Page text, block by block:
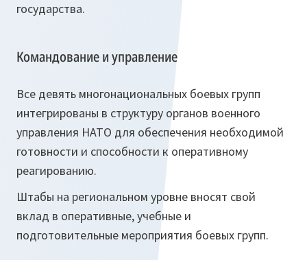
государства.
Командование и управление
Все девять многонациональных боевых групп
интегрированы в структуру органов военного
управления НАТО для обеспечения необходимой
готовности и способности к оперативному
реагированию.
Штабы на региональном уровне вносят свой
вклад в оперативные, учебные и
подготовительные мероприятия боевых групп.